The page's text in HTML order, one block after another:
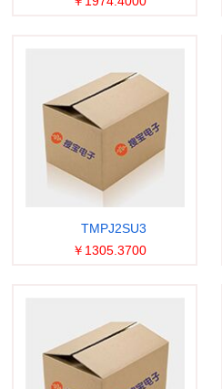
TMPJ2SU3
￥1305.3700